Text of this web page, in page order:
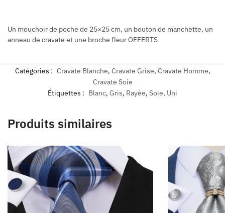
Un mouchoir de poche de 25×25 cm, un bouton de manchette, un
anneau de cravate et une broche fleur OFFERTS
Catégories : Cravate Blanche, Cravate Grise, Cravate Homme,
Cravate Soie
Étiquettes : Blanc, Gris, Rayée, Soie, Uni
Produits similaires